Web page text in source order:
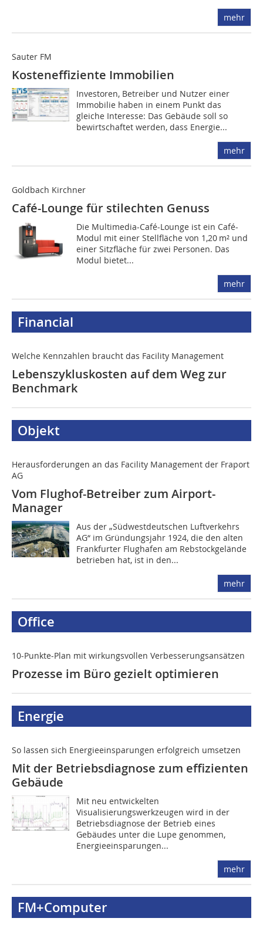
mehr
Sauter FM
Kosteneffiziente Immobilien
Investoren, Betreiber und Nutzer einer
Immobilie haben in einem Punkt das
gleiche Interesse: Das Gebäude soll so
bewirtschaftet werden, dass Energie...
mehr
Goldbach Kirchner
Café-Lounge für stilechten Genuss
Die Multimedia-Café-Lounge ist ein ­Café-
Modul mit einer Stellfläche von 1,20 m² und
einer Sitzfläche für zwei Personen. Das
Modul bietet...
mehr
Financial
Welche Kennzahlen braucht das Facility Management
Lebenszykluskosten auf dem Weg zur
Benchmark
Objekt
Herausforderungen an das Facility Management der Fraport
AG
Vom Flughof-Betreiber zum Airport-
Manager
Aus der „Südwestdeutschen Luftverkehrs
AG“ im Gründungsjahr 1924, die den alten
Frankfurter Flughafen am Rebstockgelände
betrieben hat, ist in den...
mehr
Office
10-Punkte-Plan mit wirkungsvollen Verbesserungsansätzen
Prozesse im Büro gezielt optimieren
Energie
So lassen sich Energieeinsparungen erfolgreich umsetzen
Mit der Betriebsdiagnose zum effizienten
Gebäude
Mit neu entwickelten
Visualisierungswerkzeugen wird in der
Betriebs­diagnose der Betrieb eines
Gebäudes unter die Lupe genommen,
Energieeinsparungen...
mehr
FM+Computer